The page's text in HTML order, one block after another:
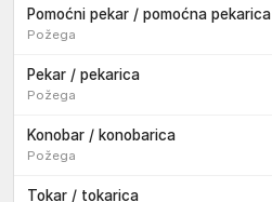
Pomoćni pekar / pomoćna pekarica
Požega
Pekar / pekarica
Požega
Konobar / konobarica
Požega
Tokar / tokarica